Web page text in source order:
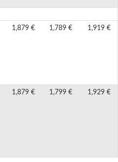
1,879 € 1,789 € 1,919 €
1,879 € 1,799 € 1,929 €